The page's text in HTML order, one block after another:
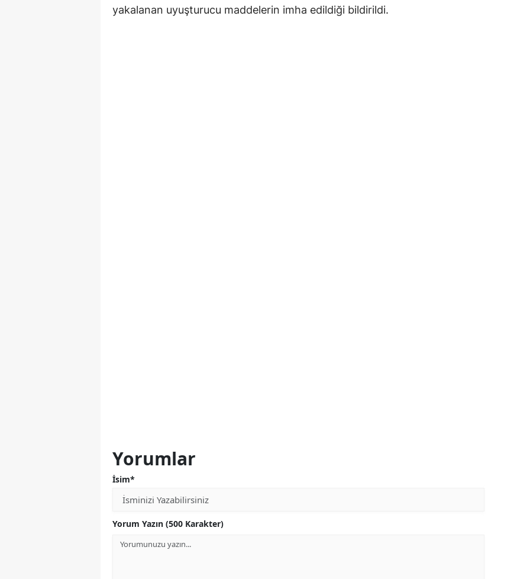
yakalanan uyuşturucu maddelerin imha edildiği bildirildi.
Yorumlar
İsim*
Yorum Yazın (500 Karakter)